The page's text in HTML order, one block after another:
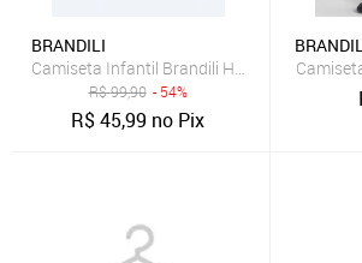
BRANDILI
Camiseta Infantil Brandili Hello Kitty Kuromi
R$99,90 - 54%
R$45,99 no Pix